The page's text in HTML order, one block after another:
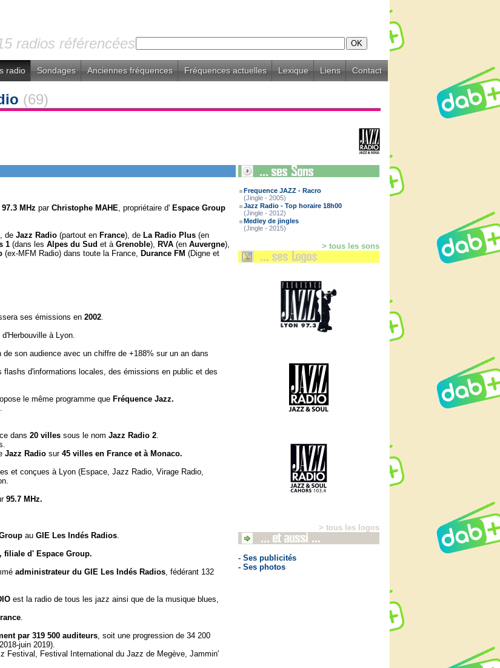
radios référencées
radio Sondages Anciennes fréquences Fréquences actuelles Lexique Liens Contact
(69)
97.3 MHz parChristophe MAHE, propriétaire d' Espace Group
, de Jazz Radio (partout en France), de La Radio Plus (en
1 (dans les Alpes du Sud et à Grenoble), RVA (en Auvergne),
(ex-MFM Radio) dans toute la France, Durance FM (Digne et
ses émissions en 2002.
à Lyon.
son audience avec un chiffre de +188% sur un an dans
d'informations locales, des émissions en public et des
le même programme que Fréquence Jazz.
dans 20 villes sous le nom Jazz Radio 2.
Jazz Radio sur45 villes en France et à Monaco.
et conçues à Lyon (Espace, Jazz Radio, Virage Radio,
95.7 MHz.
au GIE Les Indés Radios.
filiale d' Espace Group.
administrateur du GIE Les Indés Radios, fédérant 132
est la radio de tous les jazz ainsi que de la musique blues,
.
par 319 500 auditeurs, soit une progression de 34 200
juin 2019).
Festival, Festival International du Jazz de Megève, Jammin'
Frequence JAZZ - Racro
(Jingle - 2005)
Jazz Radio - Top horaire 18h00
(Jingle - 2012)
Medley de jingles
(Jingle - 2015)
> tous les sons
> tous les logos
- Ses publicités
- Ses photos